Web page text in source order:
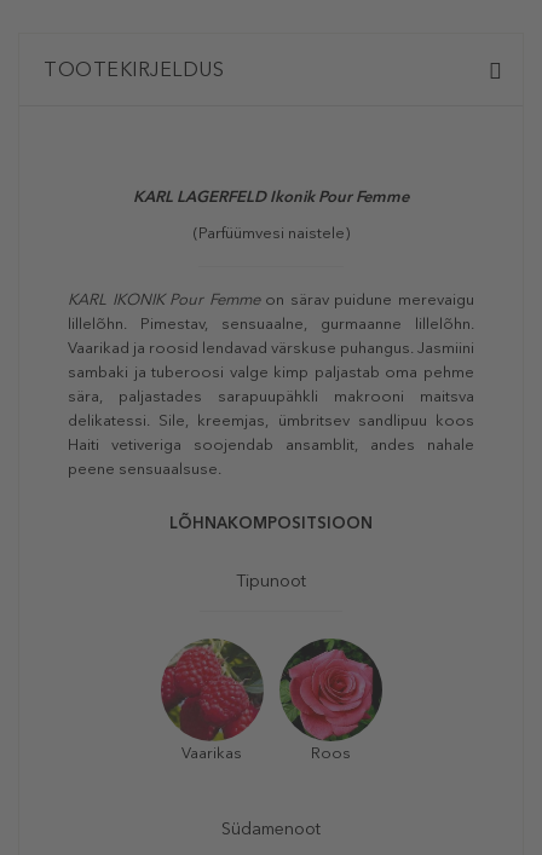
TOOTEKIRJELDUS
KARL LAGERFELD Ikonik Pour Femme
(Parfüümvesi naistele)
KARL IKONIK Pour Femmeon särav puidune merevaigu
lillelõhn. Pimestav, sensuaalne, gurmaanne lillelõhn.
Vaarikad ja roosid lendavad värskuse puhangus. Jasmiini
sambaki ja tuberoosi valge kimp paljastab oma pehme
sära, paljastades sarapuupähkli makrooni maitsva
delikatessi. Sile, kreemjas, ümbritsev sandlipuu koos
Haiti vetiveriga soojendab ansamblit, andes nahale
peene sensuaalsuse.
LÕHNAKOMPOSITSIOON
Tipunoot
Vaarikas Roos
Südamenoot